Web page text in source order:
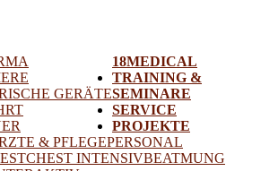
18MEDICAL
GERÄTE
TRAINING &
SEMINARE
& PFLEGEPERSONAL
INTENSIVBEATMUNG
SERVICE
PROJEKTE